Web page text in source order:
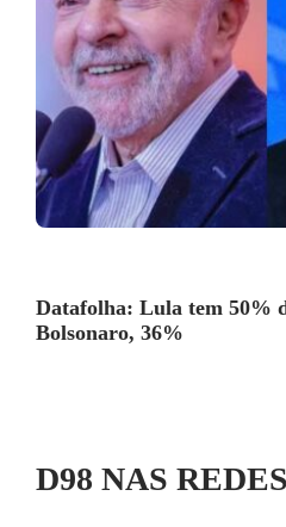
Datafolha: Lula tem 50%
Bolsonaro, 36%
D98 NAS REDES